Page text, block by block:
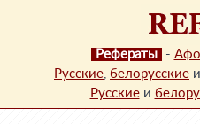
Рефераты -
Русские, белорусские и
Русскиеи